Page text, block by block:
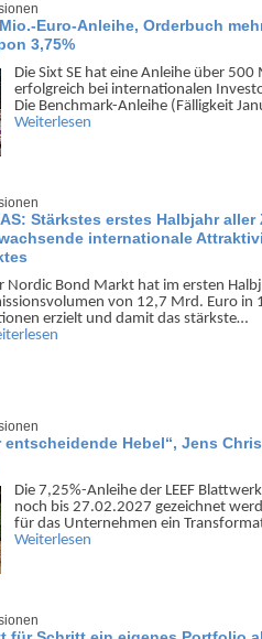
Euro-Anleihe, Orderbuch
3,75%
Die Sixt SE hat eine Anleihe über 500
erfolgreich bei inter­natio­nalen
Die Benchmark-Anleihe (Fälligkeit
Weiterlesen
Stärkstes erstes Halbjahr aller
internationale
Nordic Bond Markt hat im ersten
von 12,7 Mrd. Euro in
erzielt und damit das stärkste…
Hebel“, Jens
Die 7,25%-Anleihe der LEEF
noch bis 27.02.2027 gezei­chnet
für das Unter­nehmen ein
Weiterlesen